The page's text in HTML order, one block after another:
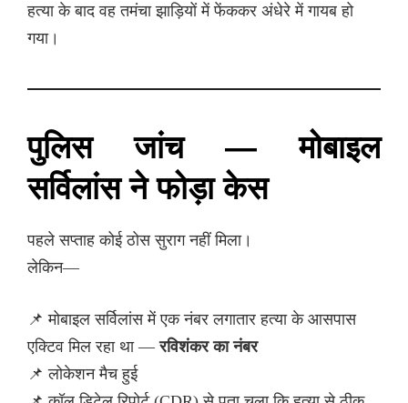
हत्या के बाद वह तमंचा झाड़ियों में फेंककर अंधेरे में गायब हो
गया।
पुलिस जांच — मोबाइल
सर्विलांस ने फोड़ा केस
पहले सप्ताह कोई ठोस सुराग नहीं मिला।
लेकिन—
📌 मोबाइल सर्विलांस में एक नंबर लगातार हत्या के आसपास
एक्टिव मिल रहा था —रविशंकर का नंबर
📌 लोकेशन मैच हुई